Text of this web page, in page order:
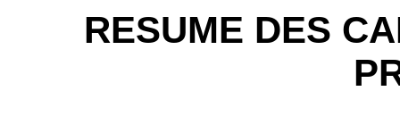
RESUME DES